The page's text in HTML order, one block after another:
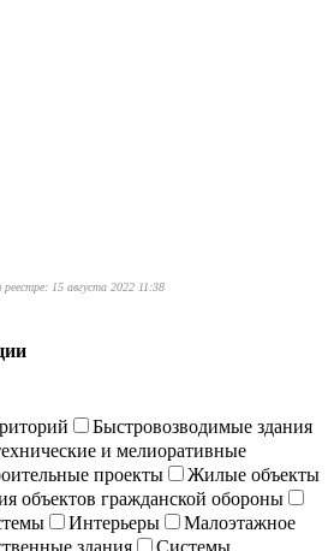
реестре: 15 августа 2022 11:38
Быстровозводимые здания
и мелиоративные
проекты
Жилые объекты
объектов гражданской обороны
Интерьеры
Малоэтажное
здания
Системы